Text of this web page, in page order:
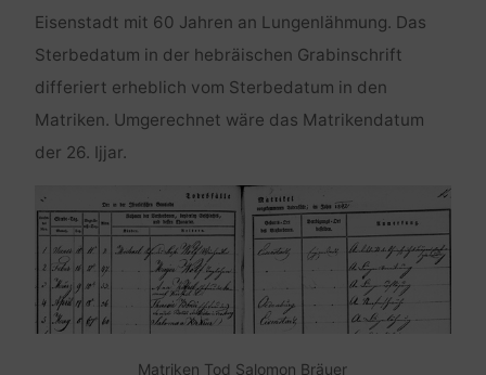
Eisenstadt mit 60 Jahren an Lungenlähmung. Das
Sterbedatum in der hebräischen Grabinschrift
differiert erheblich vom Sterbedatum in den
Matriken. Umgerechnet wäre das Matrikendatum
der 26. Ijjar.
Matriken Tod Salomon Bräuer